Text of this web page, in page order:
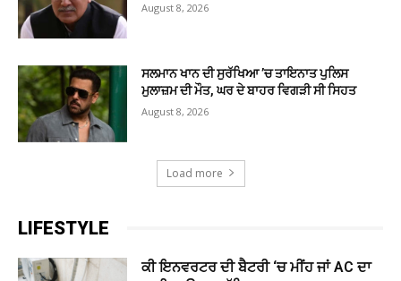
August 8, 2026
ਸਲਮਾਨ ਖਾਨ ਦੀ ਸੁਰੱਖਿਆ ’ਚ ਤਾਇਨਾਤ ਪੁਲਿਸ
ਮੁਲਾਜ਼ਮ ਦੀ ਮੌਤ, ਘਰ ਦੇ ਬਾਹਰ ਵਿਗੜੀ ਸੀ ਸਿਹਤ
August 8, 2026
Load more
LIFESTYLE
ਕੀ ਇਨਵਰਟਰ ਦੀ ਬੈਟਰੀ ‘ਚ ਮੀਂਹ ਜਾਂ AC ਦਾ